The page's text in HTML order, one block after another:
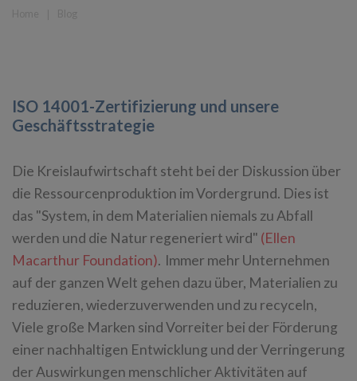
ISO 14001-Zertifizierung und unsere
Geschäftsstrategie
Die Kreislaufwirtschaft steht bei der Diskussion über
die Ressourcenproduktion im Vordergrund. Dies ist
das "System, in dem Materialien niemals zu Abfall
werden und die Natur regeneriert wird" (Ellen
Macarthur Foundation). Immer mehr Unternehmen
auf der ganzen Welt gehen dazu über, Materialien zu
reduzieren, wiederzuverwenden und zu recyceln,
Viele große Marken sind Vorreiter bei der Förderung
einer nachhaltigen Entwicklung und der Verringerung
der Auswirkungen menschlicher Aktivitäten auf